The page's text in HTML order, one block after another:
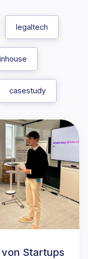
legaltech
inhouse
casestudy
Startups